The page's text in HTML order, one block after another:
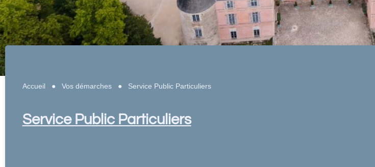
Accueil ● Vos démarches● Service Public Particuliers
Service Public Particuliers